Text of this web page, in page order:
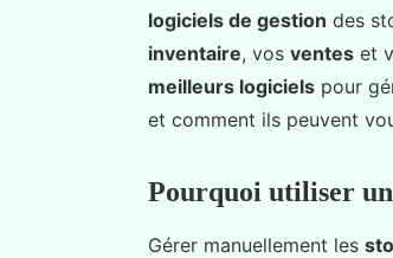
logiciels de gestion des
inventaire, vos ventes et
meilleurs logiciels pour
et comment ils peuvent
Pourquoi utiliser un
Gérer manuellement les